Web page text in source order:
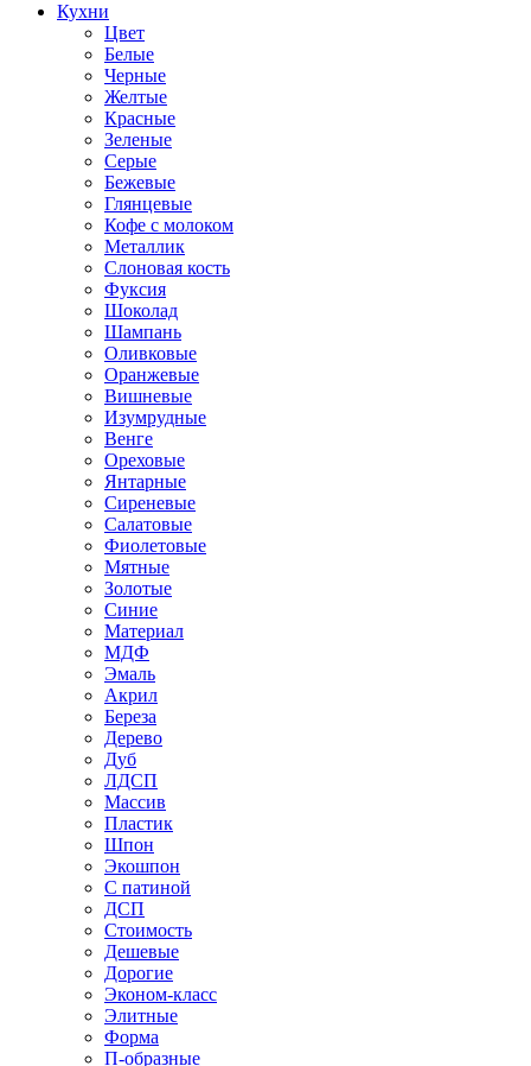
Кухни
Цвет
Белые
Черные
Желтые
Красные
Зеленые
Серые
Бежевые
Глянцевые
Кофе с молоком
Металлик
Слоновая кость
Фуксия
Шоколад
Шампань
Оливковые
Оранжевые
Вишневые
Изумрудные
Венге
Ореховые
Янтарные
Сиреневые
Салатовые
Фиолетовые
Мятные
Золотые
Синие
Материал
МДФ
Эмаль
Акрил
Береза
Дерево
Дуб
ЛДСП
Массив
Пластик
Шпон
Экошпон
С патиной
ДСП
Стоимость
Дешевые
Дорогие
Эконом-класс
Элитные
Форма
П-образные